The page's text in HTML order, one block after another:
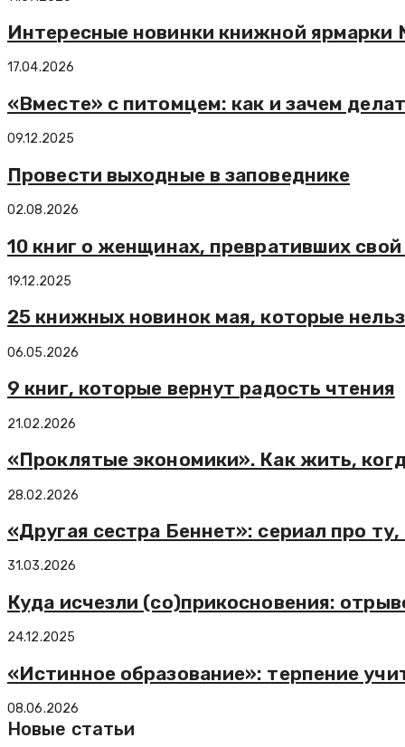
Интересные новинки книжной ярмарки
17.04.2026
«Вместе» с питомцем: как и зачем
09.12.2025
Провести выходные в заповеднике
02.08.2026
10 книг о женщинах, превративших
19.12.2025
25 книжных новинок мая, которые
06.05.2026
9 книг, которые вернут радость чтения
21.02.2026
«Проклятые экономики». Как жить,
28.02.2026
«Другая сестра Беннет»: сериал про
31.03.2026
Куда исчезли (со)прикосновения:
24.12.2025
«Истинное образование»: терпение
08.06.2026
Новые статьи